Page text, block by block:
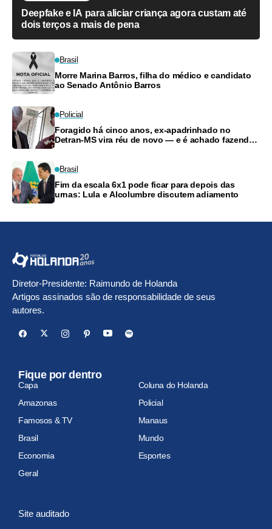
Deepfake e IA para aliciar criança agora custam até
dois terços a mais de pena
Brasil
Morre Marina Barros, filha do médico e candidato
ao Senado Antônio Barros
Policial
Foragido há cinco anos, ex-apadrinhado no
Detran-MS vira réu de novo — e é achado fazendo
Brasil
Fim da escala 6x1 pode ficar para depois das
urnas: Lula e Alcolumbre discutem adiamento
Diretor-Presidente: Raimundo de Holanda
Artigos assinados são de responsabilidade de seus
autores.
Fique por dentro
Capa
Coluna do Holanda
Amazonas
Policial
Famosos & TV
Manaus
Brasil
Mundo
Economia
Esportes
Geral
Site auditado